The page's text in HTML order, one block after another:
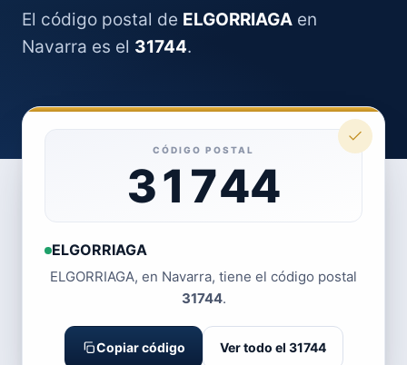
El código postal de ELGORRIAGA en
Navarra es el 31744.
CÓDIGO POSTAL
31744
ELGORRIAGA
ELGORRIAGA, en Navarra, tiene el código postal
31744.
Copiar código Ver todo el 31744